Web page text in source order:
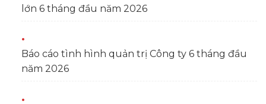
lớn 6 tháng đầu năm 2026
Báo cáo tình hình quản trị Công ty 6 tháng đầu
năm 2026